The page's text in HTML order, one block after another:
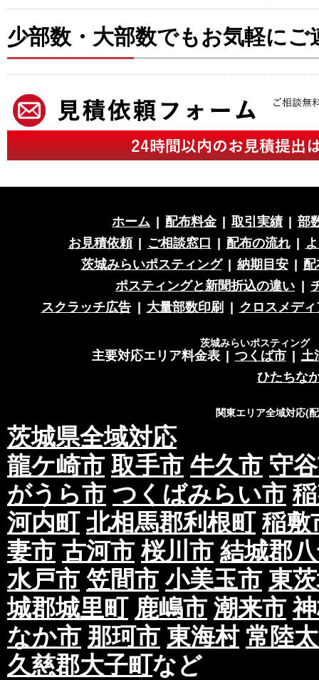
少部数・大部数でもお気軽にご
ホーム 配布料金 取引実績
部
お見積依頼
ご相談窓口 配布の流れ
茨城みらいポスティング
納期目安
ポスティングと新聞折込の違い
スクラッチ広告
大量部数印刷 クロスメディ
茨城みらいポスティング
主要対応エリア料金表 つくば市
土
ひたちな
関東エリア全域対応(
茨城県全域対応
龍ケ崎市 取手市 牛久市 守
がうら市 つくばみらい市
河内町 北相馬郡利根町 稲敷
妻市 古河市 桜川市 結城郡
水戸市 笠間市 小美玉市 東
城郡城里町 鹿嶋市 潮来市
なか市 那珂市 東海村 常陸
久慈郡大子町など